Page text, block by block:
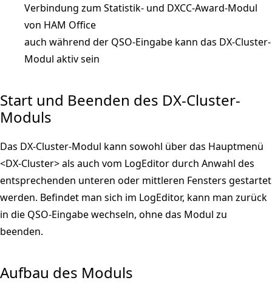
Verbindung zum Statistik- und DXCC-Award-Modul
von HAM Office
auch während der QSO-Eingabe kann das DX-Cluster-
Modul aktiv sein
Start und Beenden des DX-Cluster-
Moduls
Das DX-Cluster-Modul kann sowohl über das Hauptmenü
<DX-Cluster> als auch vom LogEditor durch Anwahl des
entsprechenden unteren oder mittleren Fensters gestartet
werden. Befindet man sich im LogEditor, kann man zurück
in die QSO-Eingabe wechseln, ohne das Modul zu
beenden.
Aufbau des Moduls